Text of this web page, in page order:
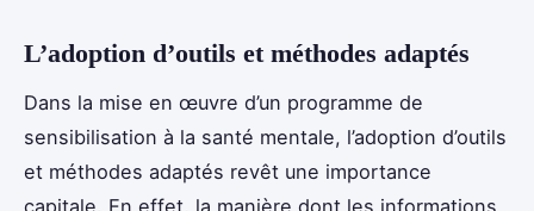
L’adoption d’outils et méthodes adaptés
Dans la mise en œuvre d’un programme de
sensibilisation à la santé mentale, l’adoption d’outils
et méthodes adaptés revêt une importance
capitale. En effet, la manière dont les informations